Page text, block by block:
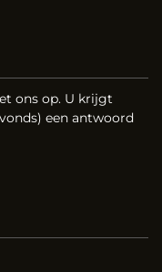
ons op. U krijgt
een antwoord